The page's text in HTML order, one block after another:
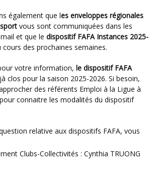
également que les enveloppes régionales
vous sont communiquées dans les
et que le dispositif FAFA Instances 2025-
des prochaines semaines.
votre information, le dispositif FAFA
clos pour la saison 2025-2026. Si besoin,
des référents Emploi à la Ligue à
connaitre les modalités du dispositif
Clubs-Collectivités : Cynthia TRUONG